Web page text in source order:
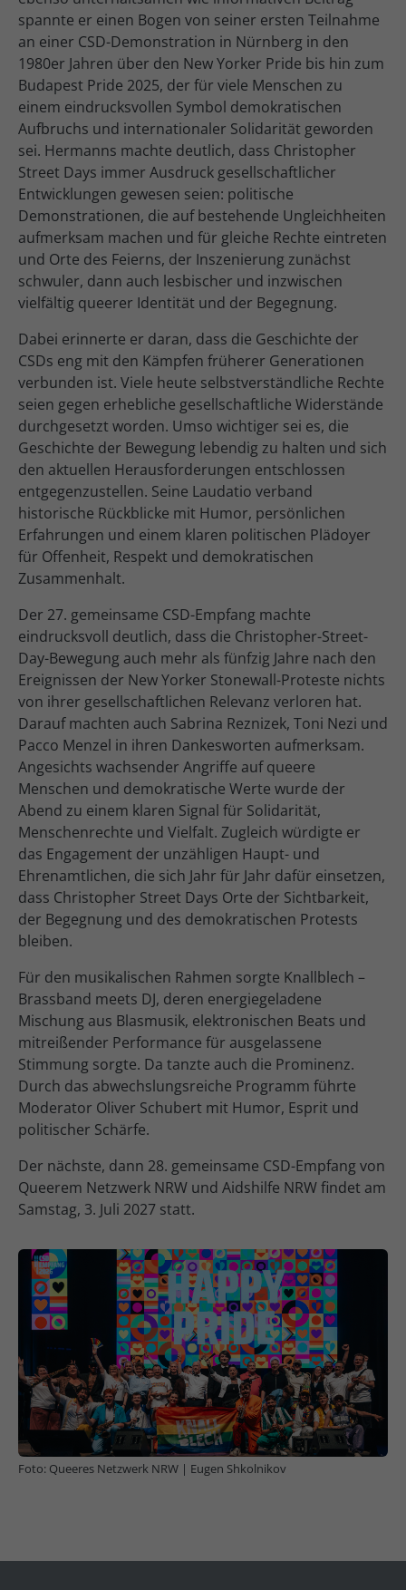
spannte er einen Bogen von seiner ersten Teilnahme
an einer CSD-Demonstration in Nürnberg in den
1980er Jahren über den New Yorker Pride bis hin zum
Budapest Pride 2025, der für viele Menschen zu
einem eindrucksvollen Symbol demokratischen
Aufbruchs und internationaler Solidarität geworden
sei. Hermanns machte deutlich, dass Christopher
Street Days immer Ausdruck gesellschaftlicher
Entwicklungen gewesen seien: politische
Demonstrationen, die auf bestehende Ungleichheiten
aufmerksam machen und für gleiche Rechte eintreten
und Orte des Feierns, der Inszenierung zunächst
schwuler, dann auch lesbischer und inzwischen
vielfältig queerer Identität und der Begegnung.
Dabei erinnerte er daran, dass die Geschichte der
CSDs eng mit den Kämpfen früherer Generationen
verbunden ist. Viele heute selbstverständliche Rechte
seien gegen erhebliche gesellschaftliche Widerstände
durchgesetzt worden. Umso wichtiger sei es, die
Geschichte der Bewegung lebendig zu halten und sich
den aktuellen Herausforderungen entschlossen
entgegenzustellen. Seine Laudatio verband
historische Rückblicke mit Humor, persönlichen
Erfahrungen und einem klaren politischen Plädoyer
für Offenheit, Respekt und demokratischen
Zusammenhalt.
Der 27. gemeinsame CSD-Empfang machte
eindrucksvoll deutlich, dass die Christopher-Street-
Day-Bewegung auch mehr als fünfzig Jahre nach den
Ereignissen der New Yorker Stonewall-Proteste nichts
von ihrer gesellschaftlichen Relevanz verloren hat.
Darauf machten auch Sabrina Reznizek, Toni Nezi und
Pacco Menzel in ihren Dankesworten aufmerksam.
Angesichts wachsender Angriffe auf queere
Menschen und demokratische Werte wurde der
Abend zu einem klaren Signal für Solidarität,
Menschenrechte und Vielfalt. Zugleich würdigte er
das Engagement der unzähligen Haupt- und
Ehrenamtlichen, die sich Jahr für Jahr dafür einsetzen,
dass Christopher Street Days Orte der Sichtbarkeit,
der Begegnung und des demokratischen Protests
bleiben.
Für den musikalischen Rahmen sorgte Knallblech –
Brassband meets DJ, deren energiegeladene
Mischung aus Blasmusik, elektronischen Beats und
mitreißender Performance für ausgelassene
Stimmung sorgte. Da tanzte auch die Prominenz.
Durch das abwechslungsreiche Programm führte
Moderator Oliver Schubert mit Humor, Esprit und
politischer Schärfe.
Der nächste, dann 28. gemeinsame CSD-Empfang von
Queerem Netzwerk NRW und Aidshilfe NRW findet am
Samstag, 3. Juli 2027 statt.
Show larger version
Foto: Queeres Netzwerk NRW | Eugen Shkolnikov